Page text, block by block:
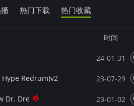
热门下载 热门收藏
时间
24-01-31
Hype Redrum)v2 23-07-29
Dr. Dre 23-01-02